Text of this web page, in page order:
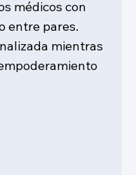
médicos con
entre pares.
mientras